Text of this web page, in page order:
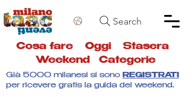
Search
Cosa fare Oggi Stasera
Weekend
Categorie
Già 5000 milanesi si sono REGISTRATI
per ricevere gratis la guida del weekend.